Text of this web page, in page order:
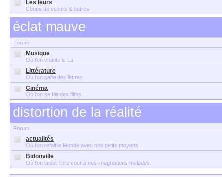
Les leurs
Coups de coeurs & autres
éclat mauve
Forum
Musique
Où l'on chante le La
Littérature
Où l'on parle des lettres
Cinéma
Où l'on se fait des films ...
distortion de la réalité
Forum
actualités
Où l'on refait le Monde avec nos petits moyens...
Bidonville
Où l'on laisse libre cour à nos imaginations malades